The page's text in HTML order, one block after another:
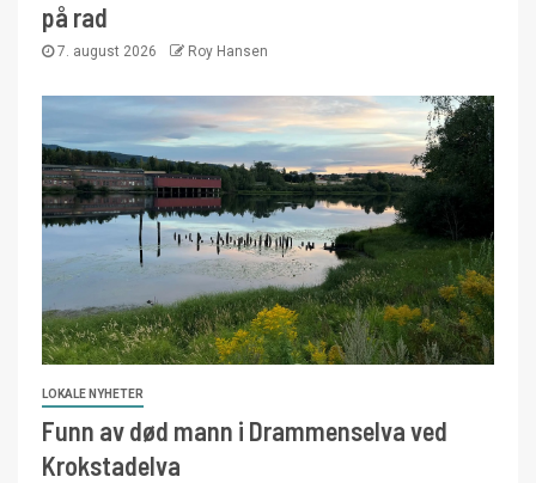
på rad
7. august 2026 Roy Hansen
LOKALE NYHETER
Funn av død mann i Drammenselva ved
Krokstadelva